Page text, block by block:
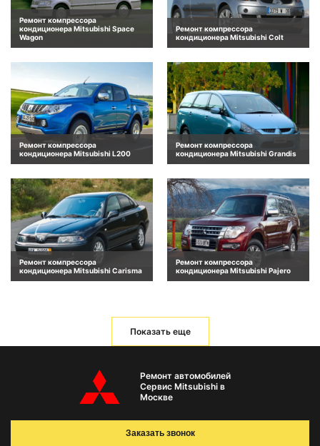
Ремонт компрессора
кондиционера Mitsubishi Space
Wagon
Ремонт компрессора
кондиционера Mitsubishi Colt
Ремонт компрессора
кондиционера Mitsubishi L200
Ремонт компрессора
кондиционера Mitsubishi Grandis
Ремонт компрессора
кондиционера Mitsubishi Carisma
Ремонт компрессора
кондиционера Mitsubishi Pajero
Показать еще
Ремонт автомобилей
Сервис Mitsubishi в
Москве
Заказать звонок